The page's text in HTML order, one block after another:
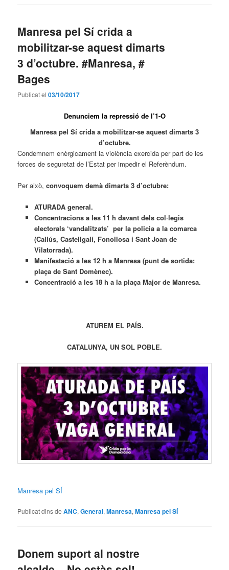
Manresa pel Sí crida a
mobilitzar-se aquest dimarts
3 d’octubre. #Manresa, #
Bages
Publicat el03/10/2017
Denunciem la repressió de l’1-O
Manresa pel Sí crida a mobilitzar-se aquest dimarts 3
d’octubre.
Condemnem enèrgicament la violència exercida per part de les
forces de seguretat de l’Estat per impedir el Referèndum.
Per això,convoquem demà dimarts 3 d’octubre:
ATURADA general.
Concentracions a les 11 h davant dels col·legis
electorals ‘vandalitzats’ per la policia a la comarca
(Callús, Castellgalí, Fonollosa i Sant Joan de
Vilatorrada).
Manifestació a les 12 h a Manresa (punt de sortida:
plaça de Sant Domènec).
Concentració a les 18 h a la plaça Major de Manresa.
ATUREM EL PAÍS.
CATALUNYA, UN SOL POBLE.
Manresa pel SÍ
Publicat dins de ANC,General,Manresa,Manresa pel SÍ
Donem suport al nostre